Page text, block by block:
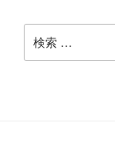
索: